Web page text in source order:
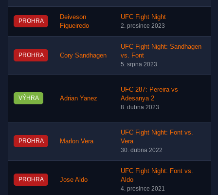
PROHRA
Deiveson
Figueiredo
UFC Fight Night
2. prosince 2023
PROHRA Cory Sandhagen
UFC Fight Night: Sandhagen
vs. Font
5. srpna 2023
VÝHRA Adrian Yanez
UFC 287: Pereira vs
Adesanya 2
8. dubna 2023
PROHRA Marlon Vera
UFC Fight Night: Font vs.
Vera
30. dubna 2022
PROHRA Jose Aldo
UFC Fight Night: Font vs.
Aldo
4. prosince 2021